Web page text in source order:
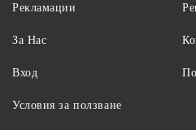
Рекламации
За Нас
Вход
Условия за ползване